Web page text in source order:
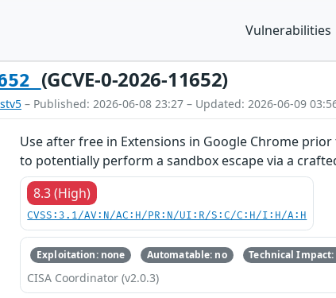
Vulnerabilities
(GCVE-0-2026-11652)
– Published: 2026-06-08 23:27 – Updated: 2026-06-09
Use after free in Extensions in Google Chrome
to potentially perform a sandbox escape via a
8.3 (High)
CVSS:3.1/AV:N/AC:H/PR:N/UI:R/S:C/C:H/I:H/A:H
Exploitation: none Automatable: no Technical
CISA Coordinator (v2.0.3)